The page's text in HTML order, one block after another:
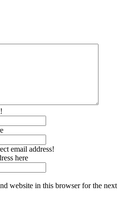
email address!
here
website in this browser for the next